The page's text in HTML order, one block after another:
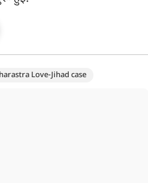
Love-Jihad case